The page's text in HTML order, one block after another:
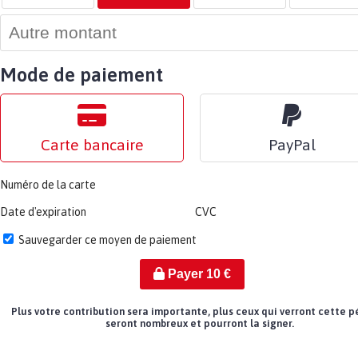
Mode de paiement
Carte bancaire PayPal
Numéro de la carte
Date d'expiration CVC
Sauvegarder ce moyen de paiement
Payer 10€
Plus votre contribution sera importante, plus ceux qui verront cette
seront nombreux et pourront la signer.